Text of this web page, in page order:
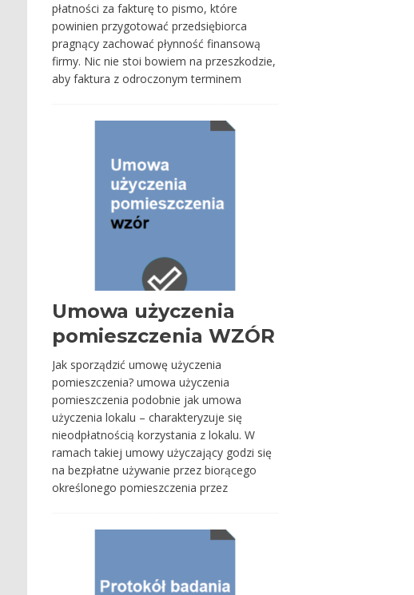
płatności za fakturę to pismo, które
powinien przygotować przedsiębiorca
pragnący zachować płynność finansową
firmy. Nic nie stoi bowiem na przeszkodzie,
aby faktura z odroczonym terminem
Umowa użyczenia
pomieszczenia WZÓR
Jak sporządzić umowę użyczenia
pomieszczenia? umowa użyczenia
pomieszczenia podobnie jak umowa
użyczenia lokalu – charakteryzuje się
nieodpłatnością korzystania z lokalu. W
ramach takiej umowy użyczający godzi się
na bezpłatne używanie przez biorącego
określonego pomieszczenia przez